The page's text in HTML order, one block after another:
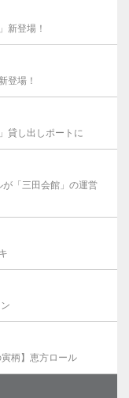
新登場！
登場！
貸し出しポートに
「三田会館」の運営
柄】恵方ロール